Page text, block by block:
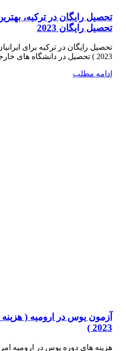
تحصیل رایگان در ترکیه،
تحصیل رایگان 2023
تحصیل رایگان در ترکیه برای
2023 ) تحصیل در دانشگاه­ های خارجی همیشه برای…
ادامه مطلب
آزمون یوس در ارومیه ( هزینه
2023 )
هزینه های دوره یوس در ارومیه